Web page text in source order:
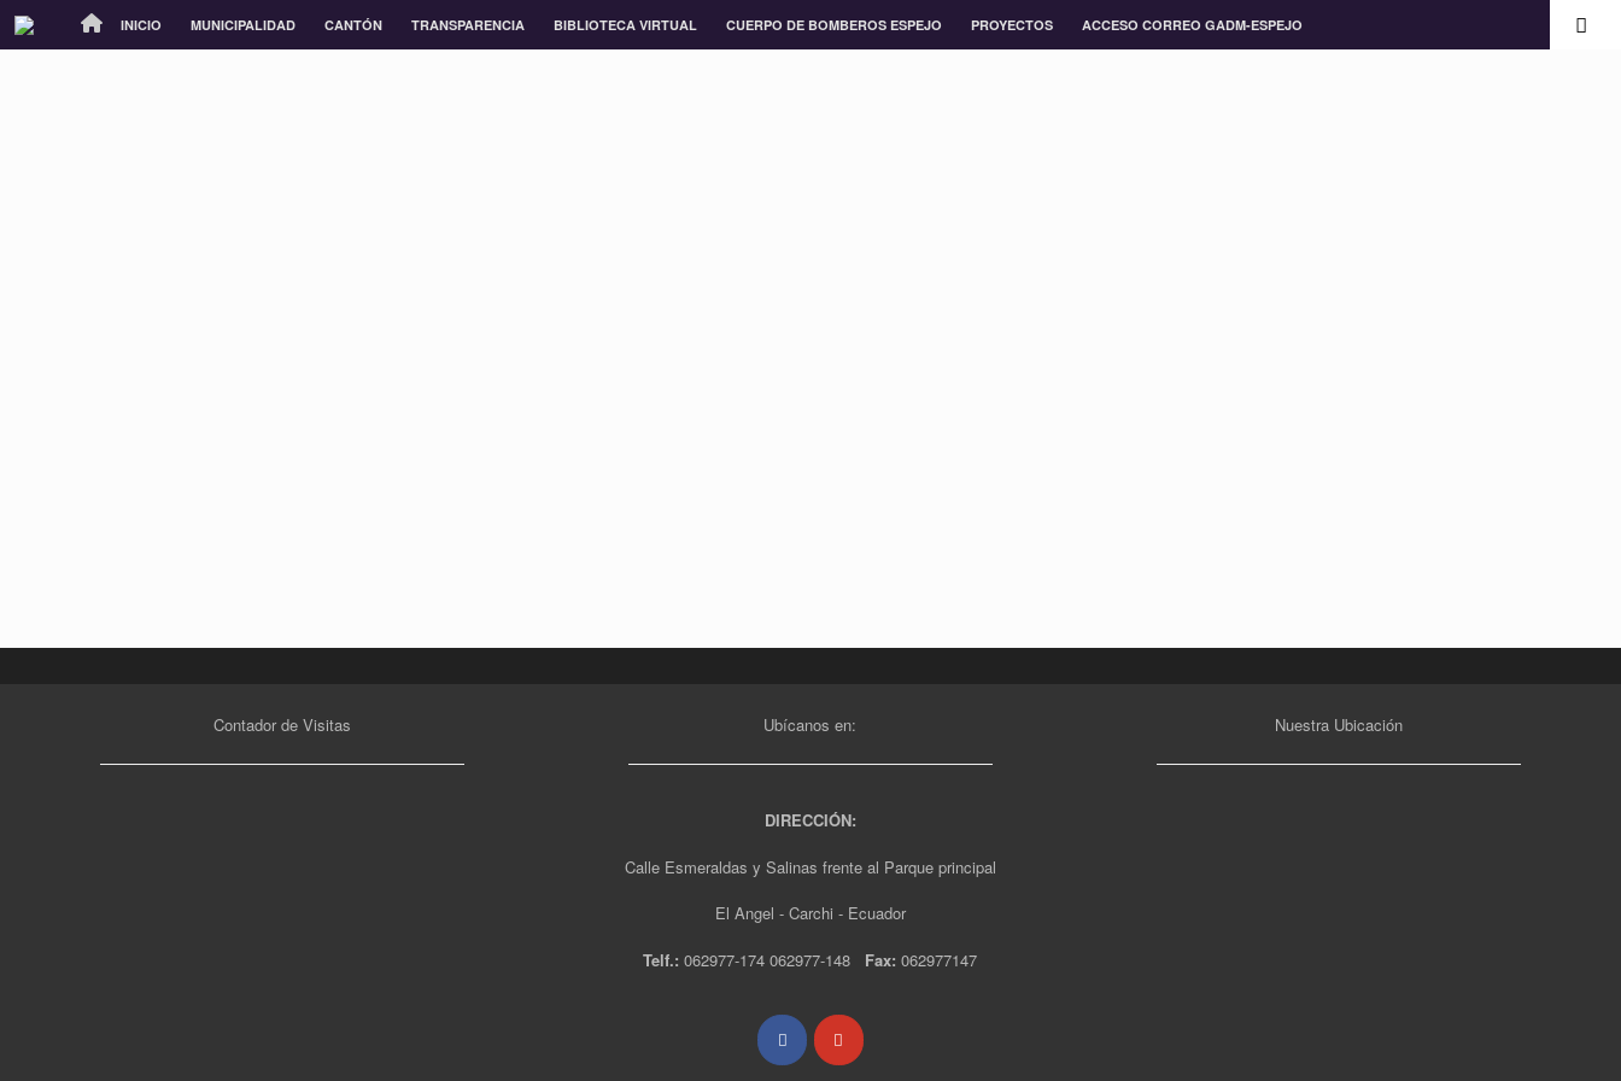
INICIO MUNICIPALIDAD CANTÓN TRANSPARENCIA BIBLIOTECA VIRTUAL CUERPO DE BOMBEROS ESPEJO PROYECTOS ACCESO CORREO GADM-ESPEJO
Contador de Visitas Ubícanos en:
DIRECCIÓN:
Calle Esmeraldas y Salinas frente al Parque principal
El Angel - Carchi - Ecuador
Telf.:062977-174 062977-148 Fax:062977147
Nuestra Ubicación